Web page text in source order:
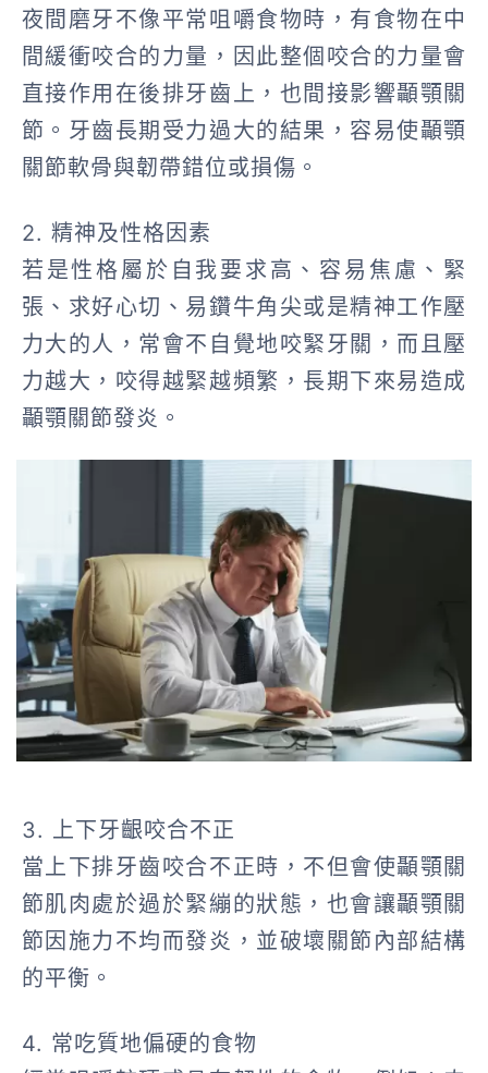
夜間磨牙不像平常咀嚼食物時，有食物在中
間緩衝咬合的力量，因此整個咬合的力量會
直接作用在後排牙齒上，也間接影響顳顎關
節。牙齒長期受力過大的結果，容易使顳顎
關節軟骨與韌帶錯位或損傷。
2. 精神及性格因素
若是性格屬於自我要求高、容易焦慮、緊
張、求好心切、易鑽牛角尖或是精神工作壓
力大的人，常會不自覺地咬緊牙關，而且壓
力越大，咬得越緊越頻繁，長期下來易造成
顳顎關節發炎。
3. 上下牙齦咬合不正
當上下排牙齒咬合不正時，不但會使顳顎關
節肌肉處於過於緊繃的狀態，也會讓顳顎關
節因施力不均而發炎，並破壞關節內部結構
的平衡。
4. 常吃質地偏硬的食物